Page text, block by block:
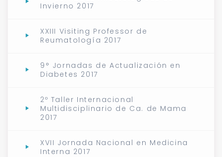
Invierno 2017
XXIII Visiting Professor de
Reumatología 2017
9° Jornadas de Actualización en
Diabetes 2017
2º Taller Internacional
Multidisciplinario de Ca. de Mama
2017
XVII Jornada Nacional en Medicina
Interna 2017